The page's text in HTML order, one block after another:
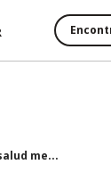
me...